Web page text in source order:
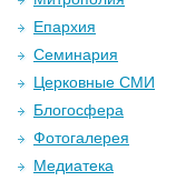
Епархия
Семинария
Церковные СМИ
Блогосфера
Фотогалерея
Медиатека